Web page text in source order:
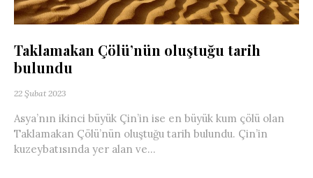
Taklamakan Çölü’nün oluştuğu tarih
bulundu
22 Şubat 2023
Asya’nın ikinci büyük Çin’in ise en büyük kum çölü olan
Taklamakan Çölü’nün oluştuğu tarih bulundu. Çin’in
kuzeybatısında yer alan ve...